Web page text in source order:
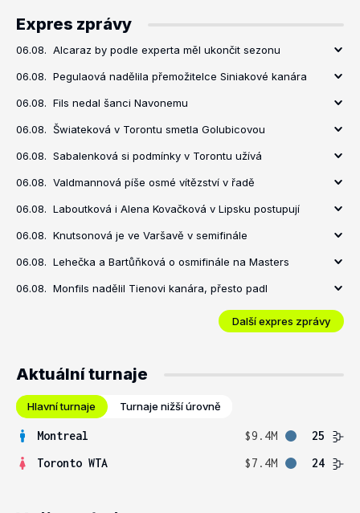
Expres zprávy
06.08. Alcaraz by podle experta měl ukončit sezonu
06.08. Pegulaová nadělila přemožitelce Siniakové kanára
06.08. Fils nedal šanci Navonemu
06.08. Šwiateková v Torontu smetla Golubicovou
06.08. Sabalenková si podmínky v Torontu užívá
06.08. Valdmannová píše osmé vítězství v řadě
06.08. Laboutková i Alena Kovačková v Lipsku postupují
06.08. Knutsonová je ve Varšavě v semifinále
06.08. Lehečka a Bartůňková o osmifinále na Masters
06.08. Monfils nadělil Tienovi kanára, přesto padl
Další expres zprávy
Aktuální turnaje
Hlavní turnaje Turnaje nižší úrovně
Montreal $9.4M
25
Toronto WTA
$7.4M 24